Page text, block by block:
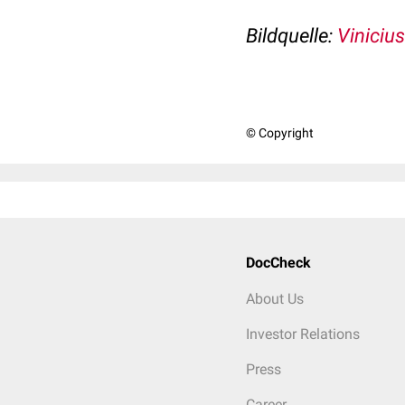
Bildquelle:
© Copyright
DocCheck
About Us
Investor Relations
Press